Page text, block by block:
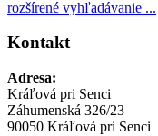
rozšírené vyhľadávanie ...
Kontakt
Adresa:
Kráľová pri Senci
Záhumenská 326/23
90050 Kráľová pri Senci